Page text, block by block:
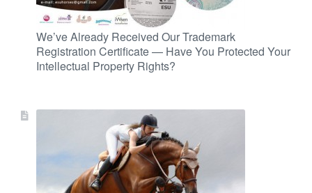
We’ve Already Received Our Trademark
Registration Certificate — Have You Protected Your
Intellectual Property Rights?